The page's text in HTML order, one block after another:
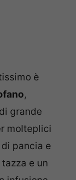
è
,
grande
molteplici
pancia e
e un